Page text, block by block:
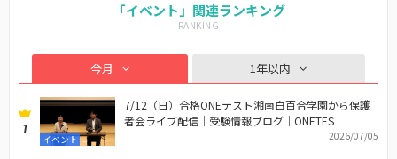
「イベント」関連ランキング
今月 1年以内
1
イベント
7/12（日）合格ONEテスト湘南白百合学園から保護
者会ライブ配信｜受験情報ブログ｜ONETES
2026/07/05